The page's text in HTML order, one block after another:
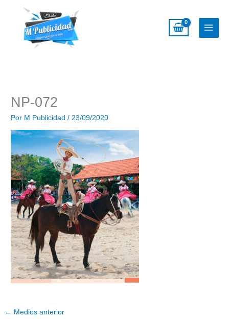
contenido
NP-072
Por M Publicidad/23/09/2020
← Medios anterior